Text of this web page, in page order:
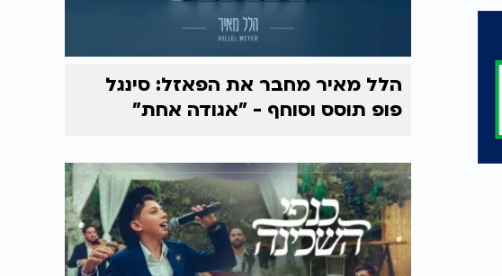
הלל מאיר מחבר את הפאזל: סינגל
פופ תוסס וסוחף - "אגודה אחת"